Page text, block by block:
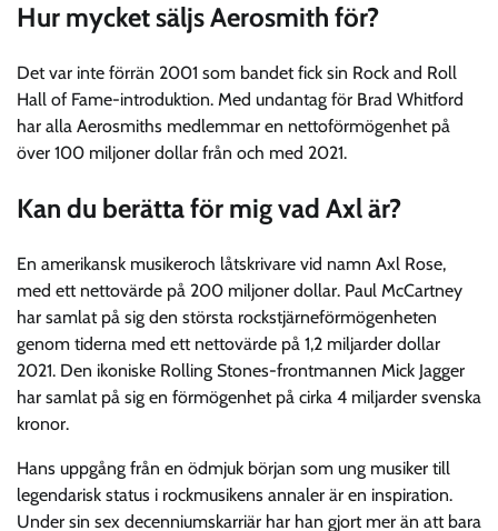
Hur mycket säljs Aerosmith för?
Det var inte förrän 2001 som bandet fick sin Rock and Roll
Hall of Fame-introduktion. Med undantag för Brad Whitford
har alla Aerosmiths medlemmar en nettoförmögenhet på
över 100 miljoner dollar från och med 2021.
Kan du berätta för mig vad Axl är?
En amerikansk musikeroch låtskrivare vid namn Axl Rose,
med ett nettovärde på 200 miljoner dollar. Paul McCartney
har samlat på sig den största rockstjärneförmögenheten
genom tiderna med ett nettovärde på 1,2 miljarder dollar
2021. Den ikoniske Rolling Stones-frontmannen Mick Jagger
har samlat på sig en förmögenhet på cirka 4 miljarder svenska
kronor.
Hans uppgång från en ödmjuk början som ung musiker till
legendarisk status i rockmusikens annaler är en inspiration.
Under sin sex decenniumskarriär har han gjort mer än att bara